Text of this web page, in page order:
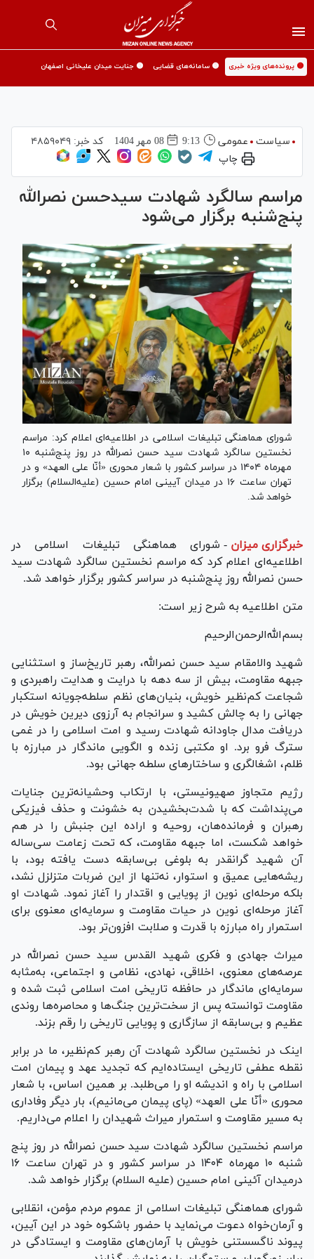
🟡 پرونده‌های ویژه خبری 🟡 سامانه‌های قضایی 🟡 جنایت میدان علیخانی اصفهان
سیاست عمومی 9:13 08 مهر 1404 کد خبر:۴۸۵۹۰۴۹
چاپ
مراسم سالگرد شهادت سیدحسن نصرالله
پنج‌شنبه برگزار می‌شود
شورای هماهنگی تبلیغات اسلامی در اطلاعیه‌ای اعلام کرد: مراسم
نخستین سالگرد شهادت سید حسن نصرالله در روز پنج‌شنبه ۱۰
مهرماه ۱۴۰۴ در سراسر کشور با شعار محوری «أنّا علی العهد» و در
تهران ساعت ۱۶ در میدان آیینی امام حسین (علیه‌السلام) برگزار
خواهد شد.
خبرگزاری میزان - شورای هماهنگی تبلیغات اسلامی در
اطلاعیه‌ای اعلام کرد که مراسم نخستین سالگرد شهادت سید
حسن نصرالله روز پنج‌شنبه در سراسر کشور برگزار خواهد شد.
متن اطلاعیه به شرح زیر است:
بسم‌الله‌الرحمن‌الرحیم
شهید والامقام سید حسن نصرالله، رهبر تاریخ‌ساز و استثنایی
جبهه مقاومت، بیش از سه دهه با درایت و هدایت راهبردی و
شجاعت کم‌نظیر خویش، بنیان‌های نظم سلطه‌جویانه استکبار
جهانی را به چالش کشید و سرانجام به آرزوی دیرین خویش در
دریافت مدال جاودانه شهادت رسید و امت اسلامی را در غمی
سترگ فرو برد. او مکتبی زنده و الگویی ماندگار در مبارزه با
ظلم، اشغالگری و ساختار‌های سلطه جهانی بود.
رژیم متجاوز صهیونیستی، با ارتکاب وحشیانه‌ترین جنایات
می‌پنداشت که با شدت‌بخشیدن به خشونت و حذف فیزیکی
رهبران و فرمانده‌هان، روحیه و اراده این جنبش را در هم
خواهد شکست، اما جبهه مقاومت، که تحت زعامت سی‌ساله
آن شهید گرانقدر به بلوغی بی‌سابقه دست یافته بود، با
ریشه‌هایی عمیق و استوار، نه‌تنها از این ضربات متزلزل نشد،
بلکه مرحله‌ای نوین از پویایی و اقتدار را آغاز نمود. شهادت او
آغاز مرحله‌ای نوین در حیات مقاومت و سرمایه‌ای معنوی برای
استمرار راه مبارزه با قدرت و صلابت افزون‌تر بود.
میراث جهادی و فکری شهید القدس سید حسن نصرالله در
عرصه‌های معنوی، اخلاقی، نهادی، نظامی و اجتماعی، به‌مثابه
سرمایه‌ای ماندگار در حافظه تاریخی امت اسلامی ثبت شده و
مقاومت توانسته پس از سخت‌ترین جنگ‌ها و محاصره‌ها روندی
عظیم و بی‌سابقه از سازگاری و پویایی تاریخی را رقم بزند.
اینک در نخستین سالگرد شهادت آن رهبر کم‌نظیر، ما در برابر
نقطه عطفی تاریخی ایستاده‌ایم که تجدید عهد و پیمان امت
اسلامی با راه و اندیشه او را می‌طلبد. بر همین اساس، با شعار
محوری «أنّا علی العهد» (پای پیمان می‌مانیم)، بار دیگر وفاداری
به مسیر مقاومت و استمرار میراث شهیدان را اعلام می‌داریم.
مراسم نخستین سالگرد شهادت سید حسن نصرالله در روز پنج
شنبه ۱۰ مهرماه ۱۴۰۴ در سراسر کشور و در تهران ساعت ۱۶
درمیدان آئینی امام حسین (علیه السلام) برگزار خواهد شد.
شورای هماهنگی تبلیغات اسلامی از عموم مردم مؤمن، انقلابی
و آرمان‌خواه دعوت می‌نماید با حضور باشکوه خود در این آیین،
پیوند ناگسستنی خویش با آرمان‌های مقاومت و ایستادگی در